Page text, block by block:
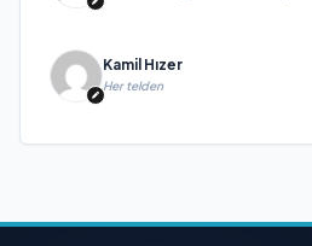
Kamil Hızer
Her telden